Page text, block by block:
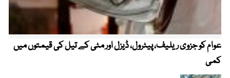
عوام کو جزوی ریلیف، پیٹرول، ڈیزل اور مٹی کے تیل کی قیمتوں میں
کمی